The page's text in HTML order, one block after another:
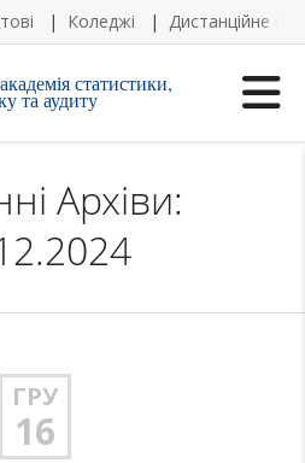
Коледжі Дистанційне
статистики,
та аудиту
Архіви:
ГРУ
16